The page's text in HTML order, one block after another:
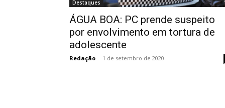
Destaques
ÁGUA BOA: PC prende suspeito
por envolvimento em tortura de
adolescente
Redação - 1 de setembro de 2020